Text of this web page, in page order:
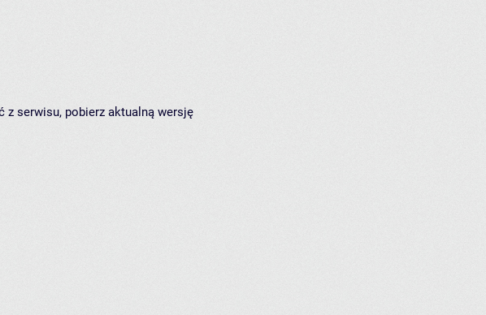
z serwisu, pobierz aktualną wersję